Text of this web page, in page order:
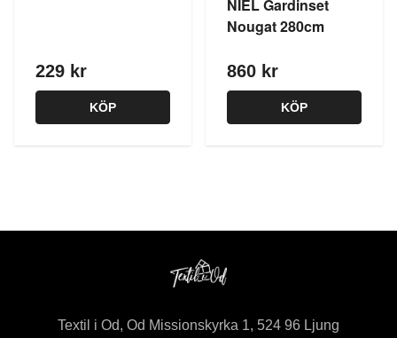
229 kr
KÖP
NIEL Gardinset
Nougat 280cm
860 kr
KÖP
Textil i Od, Od Missionskyrka 1, 524 96 Ljung